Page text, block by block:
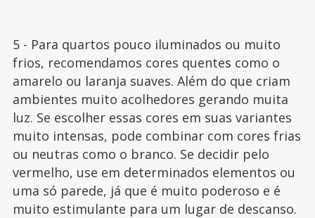
5 - Para quartos pouco iluminados ou muito
frios, recomendamos cores quentes como o
amarelo ou laranja suaves. Além do que criam
ambientes muito acolhedores gerando muita
luz. Se escolher essas cores em suas variantes
muito intensas, pode combinar com cores frias
ou neutras como o branco. Se decidir pelo
vermelho, use em determinados elementos ou
uma só parede, já que é muito poderoso e é
muito estimulante para um lugar de descanso.